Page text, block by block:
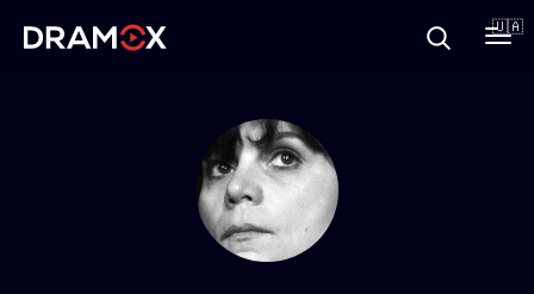
🇺🇦
Зареєструватися